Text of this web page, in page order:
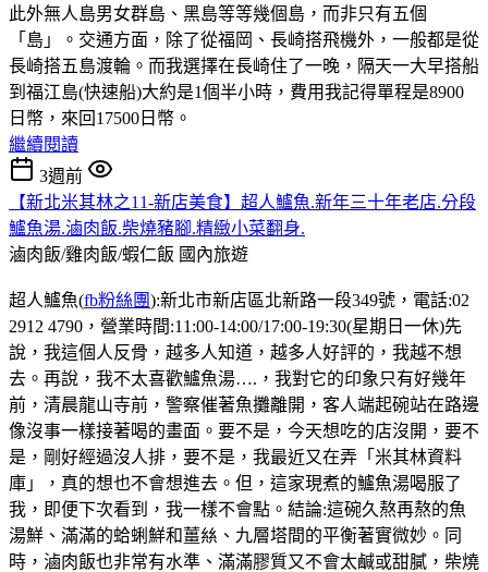
此外無人島男女群島、黑島等等幾個島，而非只有五個
「島」。交通方面，除了從福岡、長崎搭飛機外，一般都是從
長崎搭五島渡輪。而我選擇在長崎住了一晚，隔天一大早搭船
到福江島(快速船)大約是1個半小時，費用我記得單程是8900
日幣，來回17500日幣。
繼續閱讀
3週前
【新北米其林之11-新店美食】超人鱸魚.新年三十年老店.分段
鱸魚湯.滷肉飯.柴燒豬腳.精緻小菜翻身.
滷肉飯/雞肉飯/蝦仁飯 國內旅遊
超人鱸魚(fb粉絲團):新北市新店區北新路一段349號，電話:02
2912 4790，營業時間:11:00-14:00/17:00-19:30(星期日一休)先
說，我這個人反骨，越多人知道，越多人好評的，我越不想
去。再說，我不太喜歡鱸魚湯….，我對它的印象只有好幾年
前，清晨龍山寺前，警察催著魚攤離開，客人端起碗站在路邊
像沒事一樣接著喝的畫面。要不是，今天想吃的店沒開，要不
是，剛好經過沒人排，要不是，我最近又在弄「米其林資料
庫」，真的想也不會想進去。但，這家現煮的鱸魚湯喝服了
我，即便下次看到，我一樣不會點。結論:這碗久熬再熬的魚
湯鮮、滿滿的蛤蜊鮮和薑𢇃、九層塔間的平衡著實微妙。同
時，滷肉飯也非常有水準、滿滿膠質又不會太鹹或甜膩，柴燒